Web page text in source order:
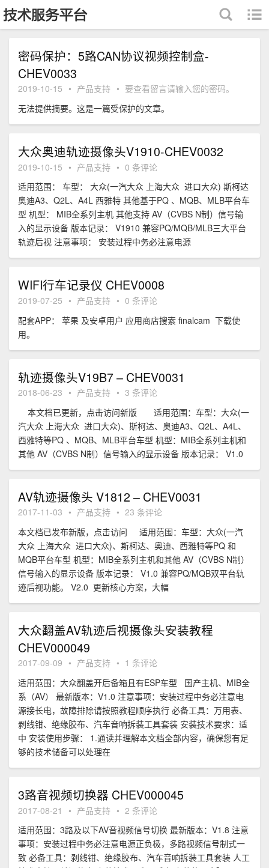
密码保护：5路CAN协议视频控制盒-
CHEV0033
2019-10-15 • 产品支持 • 要查看留言请输入您的密码。
无法提供摘要。这是一篇受保护的文章。
大众奥迪轨迹摄像头V1910-CHEV0032
2019-10-15 • 产品支持 • 0 条评论
适用范围： 车型： 大众(一汽大众 上海大众 进口大众) 斯柯达
奥迪A3、Q2L、A4L 西雅特 其他基于PQ 、MQB、MLB平台车
型 机型： MIB全系列主机 其他支持 AV（CVBS N制）信号输
入的显示设备 版本记录： V1910 兼容PQ/MQB/MLB三大平台
轨迹后视 注意事项： 安装过程中务必注意电源
WIFI行车记录仪 CHEV0008
2019-07-25 • 产品支持 • 0 条评论
配套APP： 苹果 及安卓用户 应用商店搜索 finalcam 下载使
用。
轨迹摄像头V19B7 – CHEV0031
2018-06-23 • 产品支持 • 3 条评论
本文档已更新，点击访问新版 适用范围：车型：大众(一
汽大众 上海大众 进口大众)、斯柯达、奥迪A3、Q2L、A4L、
西雅特等PQ 、MQB、MLB平台车型 机型：MIB全系列主机和
其他 AV（CVBS N制）信号输入的显示设备 版本记录： V1.0
AV轨迹摄像头 V1812 – CHEV0031
2017-11-03 • 产品支持 • 23 条评论
本文档已发布新版，点击访问 适用范围：车型：大众(一汽
大众 上海大众 进口大众)、斯柯达、奥迪、西雅特等PQ 和
MQB平台车型 机型：MIB全系列主机和其他 AV（CVBS N制）
信号输入的显示设备 版本记录： V1.0 兼容PQ/MQB双平台轨
迹后视功能。 V2.0 更新核心方案，大幅
大众翻盖AV轨迹后视摄像头安装教程
CHEV000049
2017-09-09 • 产品支持 • 1 条评论
适用范围：大众翻盖开后备箱且有ESP车型 国产主机、MIB全
系（AV） 最新版本：V1.0 注意事项：安装过程中务必注意电
源接长电，故障排除请按照教程顺序执行 必备工具：万用表、
剥线钳、绝缘胶布、汽车音响拆装工具套装 安装技术要求：适
中 安装使用步骤： 1.通读并理解本文档全部内容，确保您有足
够的技术储备可以处理在
3路音视频切换器 CHEV000045
2017-08-21 • 产品支持 • 2 条评论
适用范围：3路及以下AV音视频信号切换 最新版本：V1.8 注意
事项：安装过程中务必注意电源正负极，多路视频信号制式一
致 必备工具：剥线钳、绝缘胶布、汽车音响拆装工具套装 人工